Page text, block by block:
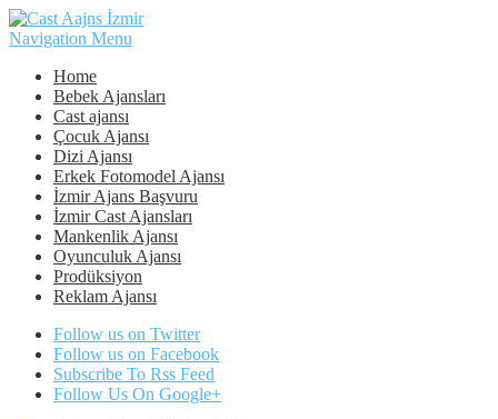
Navigation Menu
Home
Bebek Ajansları
Cast ajansı
Çocuk Ajansı
Dizi Ajansı
Erkek Fotomodel Ajansı
İzmir Ajans Başvuru
İzmir Cast Ajansları
Mankenlik Ajansı
Oyunculuk Ajansı
Prodüksiyon
Reklam Ajansı
Follow us on Twitter
Follow us on Facebook
Subscribe To Rss Feed
Follow Us On Google+